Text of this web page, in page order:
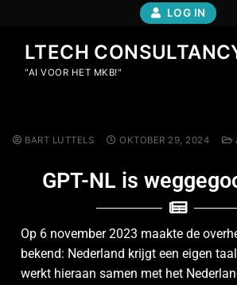
LOG IN
LTECH
"AI VOOR HET MKB!"
BART LUTTELS OKTOBER 29, 2024
GPT-NL is
Op 6 november 2023 maakte de
bekend: Nederland krijgt een eigen
werkt hieraan samen met het